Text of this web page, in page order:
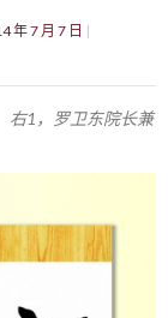
年 7 月 7 日
1，罗卫东院长兼